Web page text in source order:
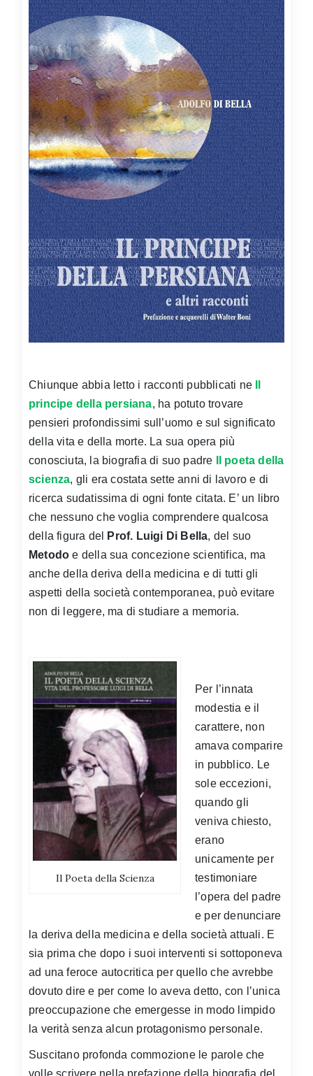
Chiunque abbia letto i racconti pubblicati ne
principe della persiana, ha potuto trovare
pensieri profondissimi sull’uomo e sul significato
della vita e della morte. La sua opera più
conosciuta, la biografia di suo padre
Il poeta della
scienza, gli era costata sette anni di lavoro e di
ricerca sudatissima di ogni fonte citata. E’ un libro
che nessuno che voglia comprendere qualcosa
della figura del
Prof. Luigi Di Bella, del suo
Metodo e della sua concezione scientifica, ma
anche della deriva della medicina e di tutti gli
aspetti della società contemporanea, può evitare
non di leggere, ma di studiare a memoria.
Il Poeta della Scienza
Per l’innata
modestia e il
carattere, non
amava comparire
in pubblico. Le
sole eccezioni,
quando gli
veniva chiesto,
erano
unicamente per
testimoniare
l’opera del padre
e per denunciare
la deriva della medicina e della società attuali. E
sia prima che dopo i suoi interventi si sottoponeva
ad una feroce autocritica per quello che avrebbe
dovuto dire e per come lo aveva detto, con l’unica
preoccupazione che emergesse in modo limpido
la verità senza alcun protagonismo personale.
Suscitano profonda commozione le parole che